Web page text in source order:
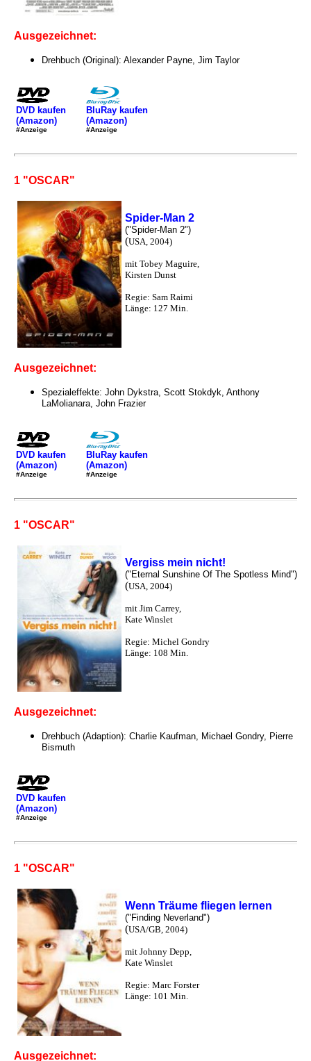
Ausgezeichnet:
Drehbuch (Original): Alexander Payne, Jim Taylor
DVD kaufen
(Amazon)
#Anzeige
BluRay kaufen
(Amazon)
#Anzeige
1 "OSCAR"
Spider-Man 2
("Spider-Man 2")
(USA, 2004)
mit Tobey Maguire,
Kirsten Dunst
Regie: Sam Raimi
Länge: 127 Min.
Ausgezeichnet:
Spezialeffekte: John Dykstra, Scott Stokdyk, Anthony
LaMolianara, John Frazier
DVD kaufen
(Amazon)
#Anzeige
BluRay kaufen
(Amazon)
#Anzeige
1 "OSCAR"
Vergiss mein nicht!
("Eternal Sunshine Of The Spotless Mind")
(USA, 2004)
mit Jim Carrey,
Kate Winslet
Regie: Michel Gondry
Länge: 108 Min.
Ausgezeichnet:
Drehbuch (Adaption): Charlie Kaufman, Michael Gondry, Pierre
Bismuth
DVD kaufen
(Amazon)
#Anzeige
1 "OSCAR"
Wenn Träume fliegen lernen
("Finding Neverland")
(USA/GB, 2004)
mit Johnny Depp,
Kate Winslet
Regie: Marc Forster
Länge: 101 Min.
Ausgezeichnet: